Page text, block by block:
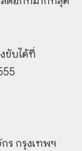
ขับได้ที่
ร กรุงเทพฯ